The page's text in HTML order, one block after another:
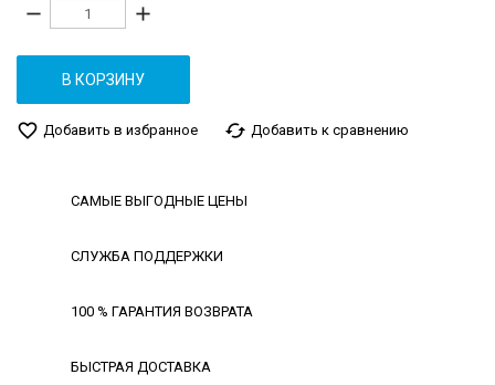
remove add
В КОРЗИНУ
favorite_border Добавить в избранное cached Добавить к сравнению
САМЫЕ ВЫГОДНЫЕ ЦЕНЫ
СЛУЖБА ПОДДЕРЖКИ
100 % ГАРАНТИЯ ВОЗВРАТА
БЫСТРАЯ ДОСТАВКА